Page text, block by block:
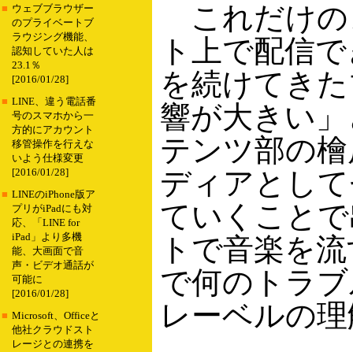
■ ウェブブラウザー
のプライベートブ
ラウジング機能、
認知していた人は
23.1％
[2016/01/28]
■ LINE、違う電話番
号のスマホから一
方的にアカウント
移管操作を行えな
いよう仕様変更
[2016/01/28]
■ LINEのiPhone版ア
プリがiPadにも対
応、「LINE for
iPad」より多機
能、大画面で音
声・ビデオ通話が
可能に
[2016/01/28]
■ Microsoft、Officeと
他社クラウドスト
レージとの連携を
これだけの
ト上で配信
を続けてき
響が大きい
テンツ部の
ディアとし
ていくこと
トで音楽を
で何のトラ
レーベルの